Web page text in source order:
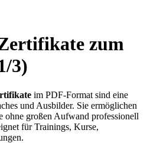
zum
3)
im PDF-Format sind eine
und Ausbilder. Sie ermöglichen
ohne großen Aufwand professionell
für Trainings, Kurse,